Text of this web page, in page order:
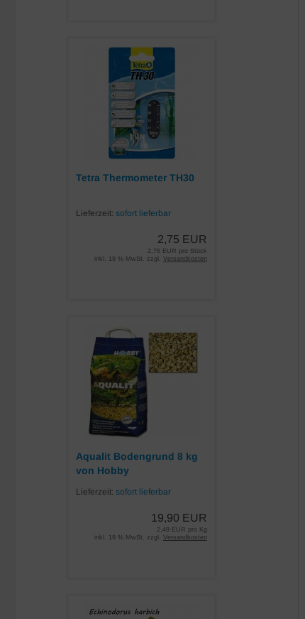
Tetra Thermometer TH30
Lieferzeit:sofort lieferbar
2,75 EUR
2,75 EUR pro Stück
inkl. 19 % MwSt. zzgl. Versandkosten
Aqualit Bodengrund 8 kg
von Hobby
Lieferzeit:sofort lieferbar
19,90 EUR
2,49 EUR pro Kg
inkl. 19 % MwSt. zzgl. Versandkosten